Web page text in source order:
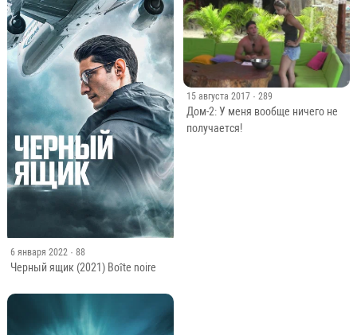
6 января 2022 · 88
Черный ящик (2021) Boîte noire
15 августа 2017 · 289
Дом-2: У меня вообще ничего не
получается!